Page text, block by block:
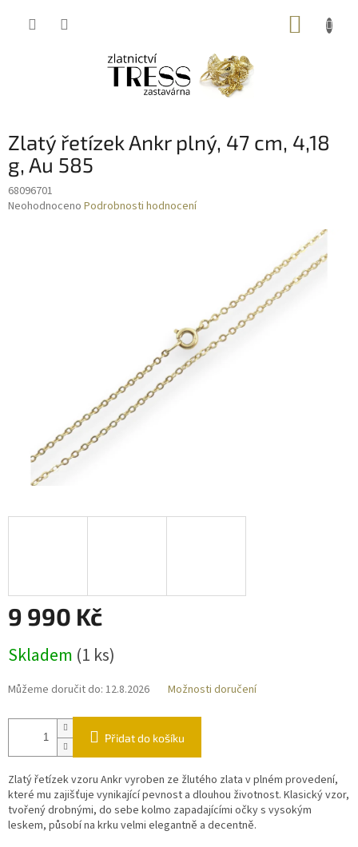
Zlatý řetízek Ankr plný, 47 cm, 4,18
g, Au 585
68096701
Průměrné
Neohodnoceno Podrobnosti hodnocení
9 990 Kč
cena:
Skladem (1 ks)
Můžeme doručit do: 12.8.2026 Možnosti doručení
Přidat do košíku
Zlatý řetízek vzoru Ankr vyroben ze žlutého zlata v plném provedení,
které mu zajišťuje vynikající pevnost a dlouhou životnost. Klasický vzor,
tvořený drobnými, do sebe kolmo zapadajícími očky s vysokým
leskem, působí na krku velmi elegantně a decentně.